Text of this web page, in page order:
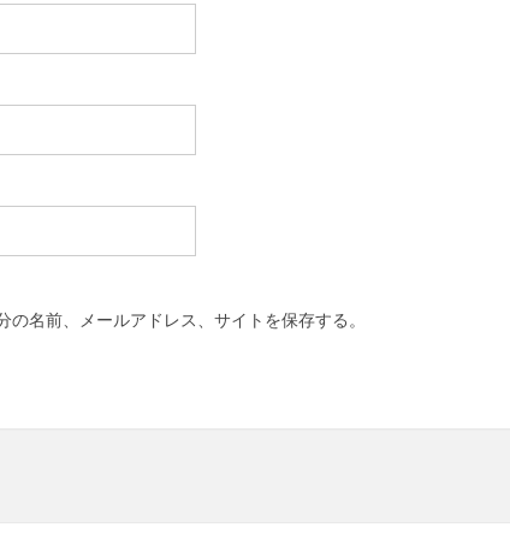
名前、メールアドレス、サイトを保存する。